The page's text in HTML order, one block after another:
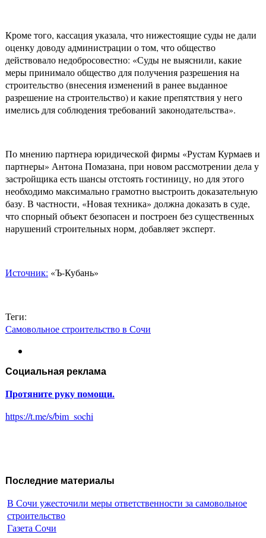
Кроме того, кассация указала, что нижестоящие суды не дали
оценку доводу администрации о том, что общество
действовало недобросовестно: «Суды не выяснили, какие
меры принимало общество для получения разрешения на
строительство (внесения изменений в ранее выданное
разрешение на строительство) и какие препятствия у него
имелись для соблюдения требований законодательства».
По мнению партнера юридической фирмы «Рустам Курмаев и
партнеры» Антона Помазана, при новом рассмотрении дела у
застройщика есть шансы отстоять гостиницу, но для этого
необходимо максимально грамотно выстроить доказательную
базу. В частности, «Новая техника» должна доказать в суде,
что спорный объект безопасен и построен без существенных
нарушений строительных норм, добавляет эксперт.
Источник: «Ъ-Кубань»
Теги:
Самовольное строительство в Сочи
Социальная реклама
Протяните руку помощи.
https://t.me/s/bim_sochi
Последние материалы
В Сочи ужесточили меры ответственности за самовольное
строительство
Газета Сочи